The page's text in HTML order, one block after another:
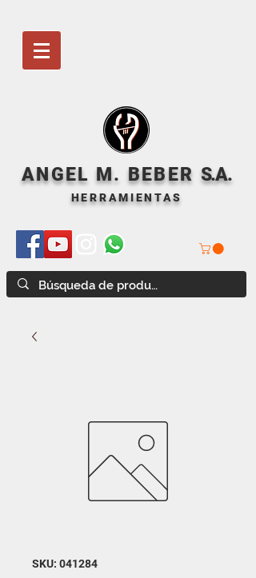
ANGEL M. BEBER S.A.
HERRAMIENTAS
SKU: 041284